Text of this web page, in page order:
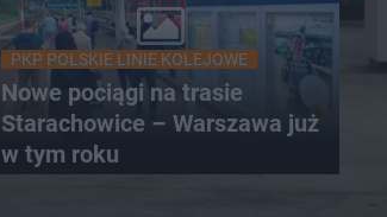
PKP POLSKIE LINIE KOLEJOWE
Nowe pociągi na trasie
Starachowice – Warszawa już
w tym roku